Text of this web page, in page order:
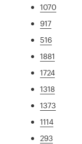
1070
917
516
1881
1724
1318
1373
1114
293